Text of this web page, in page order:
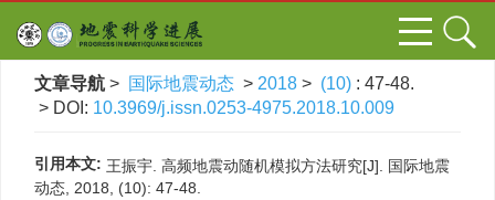
文章导航 > 国际地震动态 > 2018 > (10) : 47-48.
> DOI: 10.3969/j.issn.0253-4975.2018.10.009
引用本文: 王振宇. 高频地震动随机模拟方法研究[J]. 国际地震
动态, 2018, (10): 47-48.